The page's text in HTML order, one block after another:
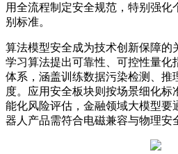
用全流程制定安全规范，特别强化
别标准。
算法模型安全成为技术创新保障的
学习算法提出可靠性、可控性量化
体系，涵盖训练数据污染检测、推
度。应用安全板块则按场景细化标
能化风险评估，金融领域大模型要
器人产品需符合电磁兼容与物理安